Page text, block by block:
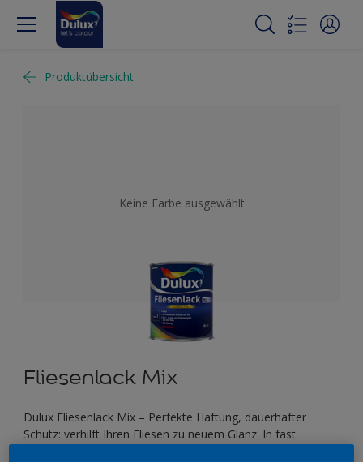
Produktübersicht
Keine Farbe ausgewählt
Fliesenlack Mix
Dulux Fliesenlack Mix – Perfekte Haftung, dauerhafter
Schutz: verhilft Ihren Fliesen zu neuem Glanz. In fast